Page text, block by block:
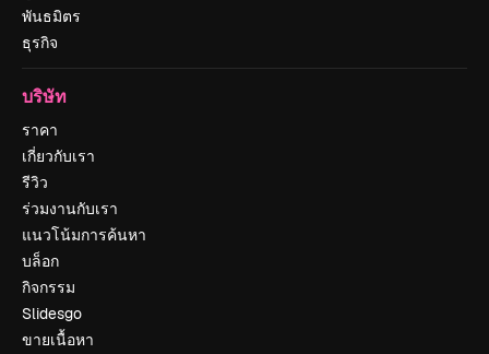
พันธมิตร
ธุรกิจ
บริษัท
ราคา
เกี่ยวกับเรา
รีวิว
ร่วมงานกับเรา
แนวโน้มการค้นหา
บล็อก
กิจกรรม
Slidesgo
ขายเนื้อหา